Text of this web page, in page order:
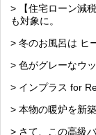
> 【住宅ローン減
も対象に。
> 冬のお風呂は ヒ
> 色がグレーなウ
> インプラス for
> 本物の暖炉を新
> さて、この高級